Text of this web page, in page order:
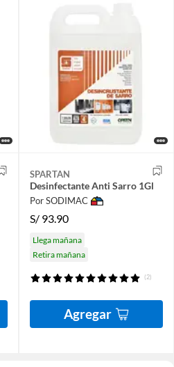
SPARTAN
Desinfectante Anti Sarro 1Gl
Por SODIMAC
S/ 93.90
Llega mañana
Retira mañana
(2)
Agregar